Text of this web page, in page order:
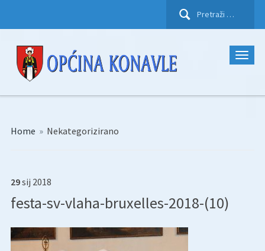
Pretraži:
Home » Nekategorizirano
29sij 2018
festa-sv-vlaha-bruxelles-2018-(10)